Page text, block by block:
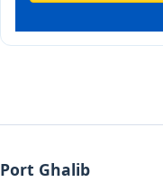
Port Ghalib